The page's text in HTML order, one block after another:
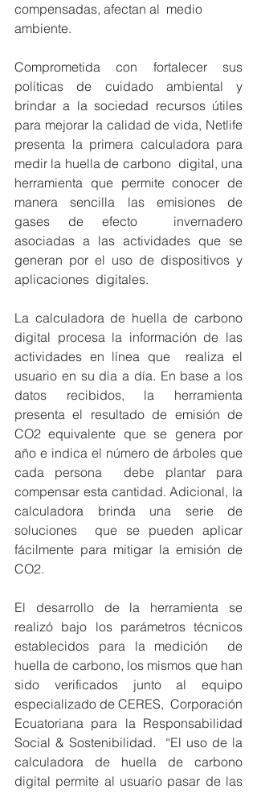
compensadas, afectan al  medio
ambiente.
Comprometida con fortalecer sus
políticas de cuidado ambiental y
brindar a la sociedad recursos útiles
para mejorar la calidad de vida, Netlife
presenta la primera calculadora para
medir la huella de carbono  digital, una
herramienta que permite conocer de
manera sencilla las emisiones de
gases de efecto  invernadero
asociadas a las actividades que se
generan por el uso de dispositivos y
aplicaciones  digitales.
La calculadora de huella de carbono
digital procesa la información de las
actividades en línea que  realiza el
usuario en su día a día. En base a los
datos recibidos, la herramienta
presenta el resultado de emisión de
CO2 equivalente que se genera por
año e indica el número de árboles que
cada persona  debe plantar para
compensar esta cantidad. Adicional, la
calculadora brinda una serie de
soluciones  que se pueden aplicar
fácilmente para mitigar la emisión de
CO2.
El desarrollo de la herramienta se
realizó bajo los parámetros técnicos
establecidos para la medición  de
huella de carbono, los mismos que han
sido verificados junto al equipo
especializado de CERES,  Corporación
Ecuatoriana para la Responsabilidad
Social & Sostenibilidad.  “El uso de la
calculadora de huella de carbono
digital permite al usuario pasar de las